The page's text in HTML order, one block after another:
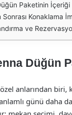
Paketinin İçeriği
Sonrası Konaklama
ve
Düğün
özel anlarından
günü daha